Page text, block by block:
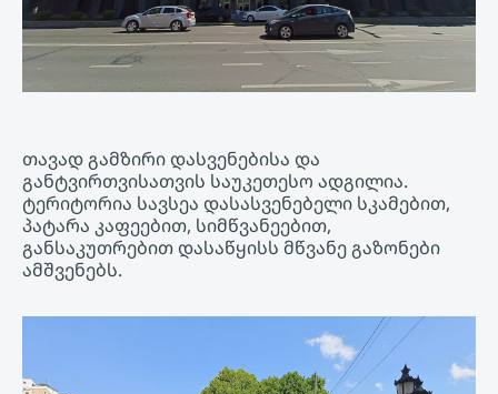
თავად გამზირი დასვენებისა და
განტვირთვისათვის საუკეთესო ადგილია.
ტერიტორია სავსეა დასასვენებელი სკამებით,
პატარა კაფეებით, სიმწვანეებით,
განსაკუთრებით დასაწყისს მწვანე გაზონები
ამშვენებს.